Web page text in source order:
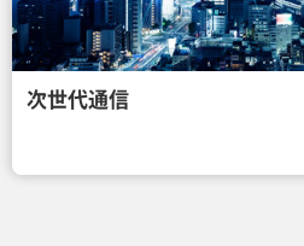
次世代通信